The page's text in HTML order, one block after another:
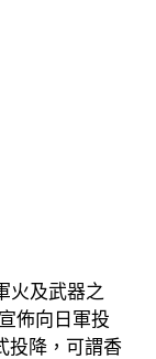
火及武器之
佈向日軍投
投降，可謂香